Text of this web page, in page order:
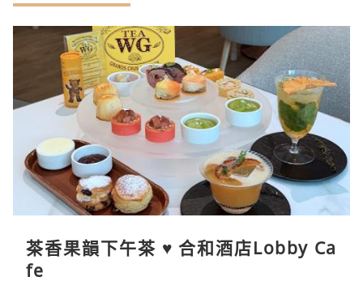
茶香果韻下午茶 ♥ 合和酒店Lobby Ca
fe